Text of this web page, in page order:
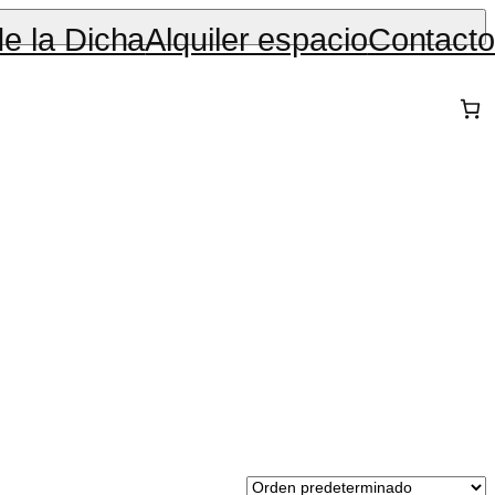
la DichaAlquiler espacioContacto